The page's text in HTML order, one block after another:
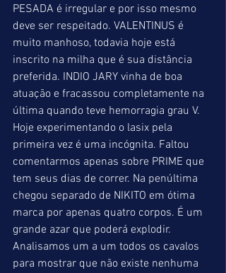
PESADA é irregular e por isso mesmo
deve ser respeitado. VALENTINUS é
muito manhoso, todavia hoje está
inscrito na milha que é sua distância
preferida. INDIO JARY vinha de boa
atuação e fracassou completamente na
última quando teve hemorragia grau V.
Hoje experimentando o lasix pela
primeira vez é uma incógnita. Faltou
comentarmos apenas sobre PRIME que
tem seus dias de correr. Na penúltima
chegou separado de NIKITO em ótima
marca por apenas quatro corpos. É um
grande azar que poderá explodir.
Analisamos um a um todos os cavalos
para mostrar que não existe nenhuma